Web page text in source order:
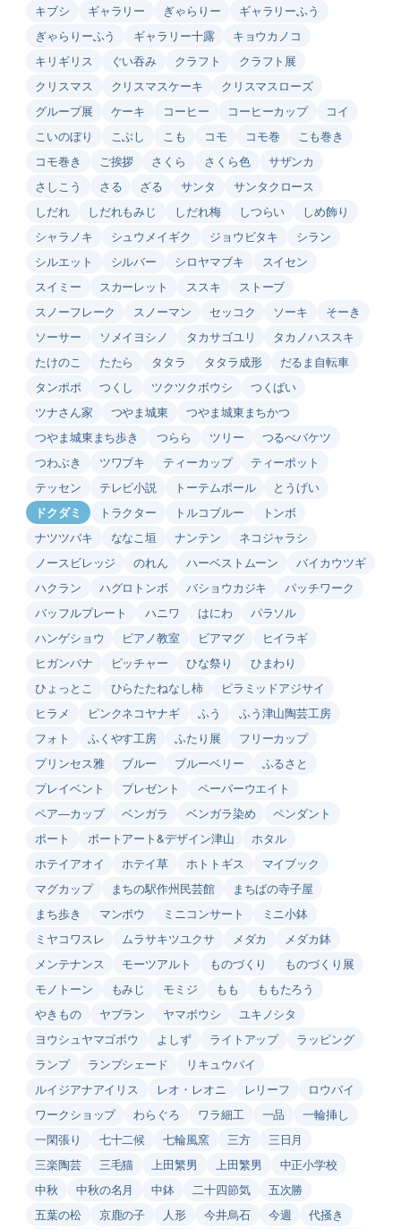
キブシ
ギャラリー ぎゃらりー
ギャラリーふう
ぎゃらりーふう
ギャラリー十露
キョウカノコ
キリギリス
ぐい吞み クラフト
クラフト展
クリスマス
クリスマスケーキ
クリスマスローズ
グループ展
ケーキ コーヒー コーヒーカップ
コイ
こいのぼり
こぶし こも コモ コモ巻
こも巻き
コモ巻き
ご挨拶 さくら さくら色
サザンカ
さしこう
さる ざる サンタ
サンタクロース
しだれ
しだれもみじ しだれ梅 しつらい
しめ飾り
シャラノキ
シュウメイギク ジョウビタキ
シラン
シルエット
シルバー シロヤマブキ
スイセン
スイミー
スカーレット ススキ
ストーブ
スノーフレーク
スノーマン セッコク ソーキ
そーき
ソーサー
ソメイヨシノ タカサゴユリ
タカノハススキ
たけのこ
たたら タタラ タタラ成形
だるま自転車
タンポポ
つくし ツクツクボウシ
つくばい
ツナさん家
つやま城東
つやま城東まちかつ
つやま城東まち歩き
つらら ツリー
つるべバケツ
つわぶき
ツワブキ ティーカップ
ティーポット
テッセン
テレビ小説 トーテムポール
とうげい
ドクダミ
トラクター トルコブルー
トンボ
ナツツバキ
ななこ垣 ナンテン
ネコジャラシ
ノースビレッジ
のれん ハーベストムーン
バイカウツギ
ハクラン
ハグロトンボ バショウカジキ
パッチワーク
バッフルプレート
ハニワ はにわ
パラソル
ハンゲショウ
ピアノ教室 ビアマグ
ヒイラギ
ヒガンバナ
ピッチャー ひな祭り
ひまわり
ひょっとこ
ひらたたねなし柿
ピラミッドアジサイ
ヒラメ
ピンクネコヤナギ ふう
ふう津山陶芸工房
フォト
ふくやす工房 ふたり展
フリーカップ
プリンセス雅
ブルー ブルーベリー
ふるさと
プレイベント
プレゼント
ペーパーウエイト
ペア―カップ
ベンガラ ベンガラ染め
ペンダント
ポート
ポートアート&デザイン津山
ホタル
ホテイアオイ
ホテイ草 ホトトギス
マイブック
マグカップ
まちの駅作州民芸館
まちばの寺子屋
まち歩き
マンボウ ミニコンサート
ミニ小鉢
ミヤコワスレ
ムラサキツユクサ メダカ
メダカ鉢
メンテナンス
モーツアルト ものづくり
ものづくり展
モノトーン
もみじ モミジ もも
ももたろう
やきもの
ヤブラン ヤマボウシ
ユキノシタ
ヨウシュヤマゴボウ
よしず ライトアップ
ラッピング
ランプ
ランプシェード
リキュウバイ
ルイジアナアイリス
レオ・レオニ レリーフ
ロウバイ
ワークショップ
わらぐろ ワラ細工 一品
一輪挿し
一閑張り
七十二候 七輪風窯 三方
三日月
三楽陶芸
三毛猫 上田繁男 上田繁男
中正小学校
中秋
中秋の名月 中鉢 二十四節気
五次勝
五葉の松
京鹿の子 人形 今井烏石 今週
代掻き